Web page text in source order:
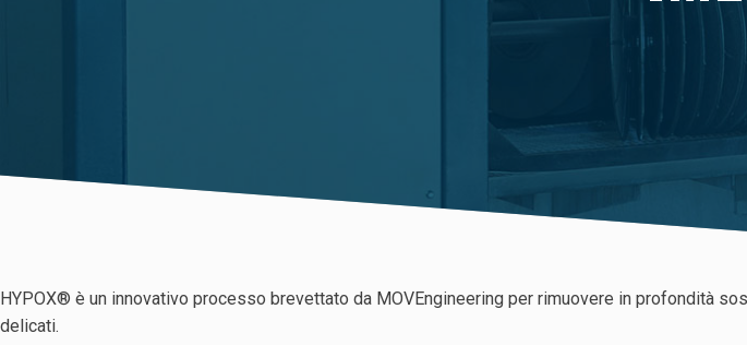
HYPOX® è un innovativo processo brevettato da MOVEngineering per rimuovere in profondità
delicati.